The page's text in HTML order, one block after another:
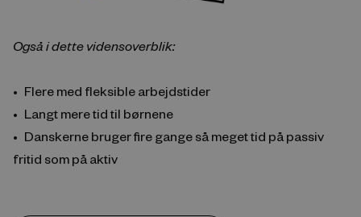
Også i dette vidensoverblik:
Flere med fleksible arbejdstider
Langt mere tid til børnene
Danskerne bruger fire gange så meget tid på passiv
fritid som på aktiv